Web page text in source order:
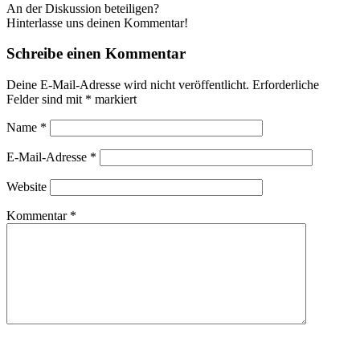
An der Diskussion beteiligen?
Hinterlasse uns deinen Kommentar!
Schreibe einen Kommentar
Deine E-Mail-Adresse wird nicht veröffentlicht. Erforderliche
Felder sind mit * markiert
Name *
E-Mail-Adresse *
Website
Kommentar *